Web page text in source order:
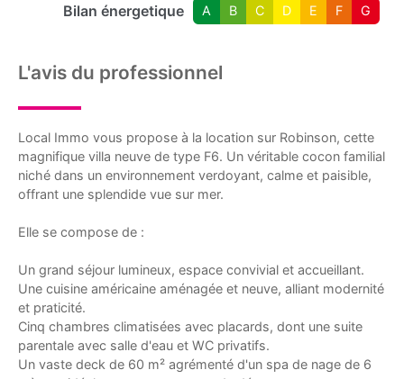
Bilan énergetique A B C D E F G
L'avis du professionnel
Local Immo vous propose à la location sur Robinson, cette
magnifique villa neuve de type F6. Un véritable cocon familial
niché dans un environnement verdoyant, calme et paisible,
offrant une splendide vue sur mer.
Elle se compose de :
Un grand séjour lumineux, espace convivial et accueillant.
Une cuisine américaine aménagée et neuve, alliant modernité
et praticité.
Cinq chambres climatisées avec placards, dont une suite
parentale avec salle d'eau et WC privatifs.
Un vaste deck de 60 m² agrémenté d'un spa de nage de 6